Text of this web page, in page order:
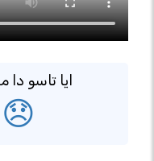
ایا تاسو
😞